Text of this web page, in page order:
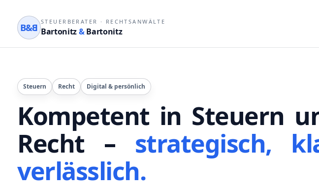
B&B STEUERBERATER · RECHTSANWÄLTE
Bartonitz&Bartonitz
Steuern Recht Digital & persönlich
Kompetent in Steuern
Recht – strategisch,
verlässlich.